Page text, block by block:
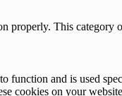
properly. This
and is used
cookies on your